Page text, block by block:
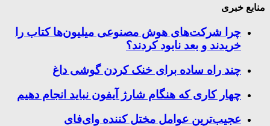
منابع خبری
چرا شرکت‌های هوش مصنوعی میلیون‌ها کتاب را
خریدند و بعد نابود کردند؟
چند راه‌ ساده برای خنک کردن گوشی داغ
چهار کاری که هنگام شارژ آیفون نباید انجام دهیم
عجیب‌ترین عوامل مختل کننده وای‌فای